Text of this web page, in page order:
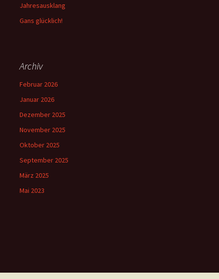
Jahresausklang
Gans glücklich!
Archiv
Februar 2026
Januar 2026
Dezember 2025
November 2025
Oktober 2025
September 2025
März 2025
Mai 2023